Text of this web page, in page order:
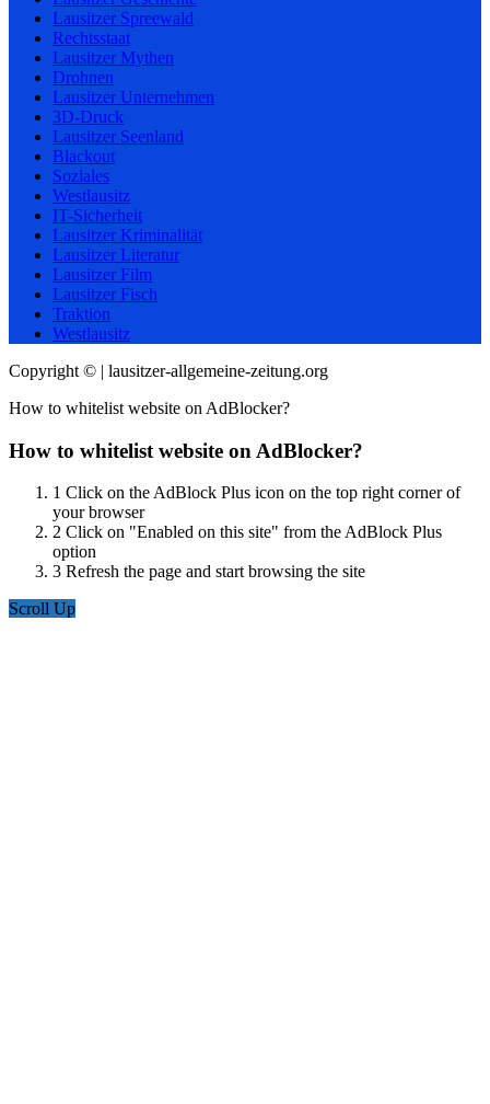
Lausitzer Spreewald
Rechtsstaat
Lausitzer Mythen
Drohnen
Lausitzer Unternehmen
3D-Druck
Lausitzer Seenland
Blackout
Soziales
Westlausitz
IT-Sicherheit
Lausitzer Kriminalität
Lausitzer Literatur
Lausitzer Film
Lausitzer Fisch
Traktion
Westlausitz
Copyright © | lausitzer-allgemeine-zeitung.org
How to whitelist website on AdBlocker?
How to whitelist website on AdBlocker?
1 Click on the AdBlock Plus icon on the top right corner of
your browser
2 Click on "Enabled on this site" from the AdBlock Plus
option
3 Refresh the page and start browsing the site
Scroll Up